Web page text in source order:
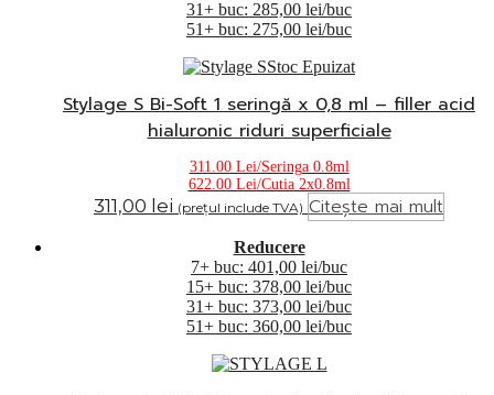
31+ buc: 285,00 lei/buc
51+ buc: 275,00 lei/buc
Stoc Epuizat
Stylage S Bi-Soft 1 seringă x 0,8 ml – filler acid
hialuronic riduri superficiale
311.00 Lei/Seringa 0.8ml
622.00 Lei/Cutia 2x0.8ml
311,00 lei (prețul include TVA) Citește mai mult
Reducere
7+ buc: 401,00 lei/buc
15+ buc: 378,00 lei/buc
31+ buc: 373,00 lei/buc
51+ buc: 360,00 lei/buc